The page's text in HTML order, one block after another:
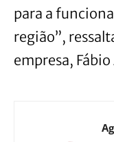
para a
região”,
empresa,